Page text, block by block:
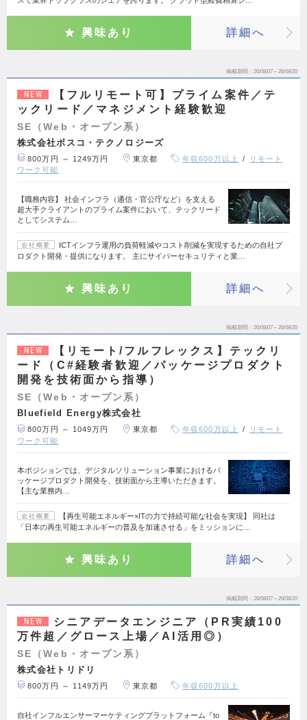
興味あり 詳細へ
掲載期間 26/08/07～26/08/20
NEW
【フルリモート可】プライム案件／テ
ックリード／マネジメント経験歓迎
SE（Web・オープン系）
株式会社ボスコ・テクノロジーズ
800万円 ～ 1249万円 東京都 年収600万以上
リモート
ワーク可能
【職務内容】 社会インフラ（通信・官公庁など）を支える
超大手クライアントのプライム案件において、テックリード
としてシステム…
会社概要
ICTインフラ運用の負荷軽減やコスト削減を実現するための自社プ
ロダクト開発・提供になります。 主にサイバーセキュリティと業…
興味あり 詳細へ
掲載期間 26/08/07～26/08/20
NEW
【リモート/フルフレックス】テックリ
ード（C#経験者歓迎／パッケージプロダクト
開発を技術面から指導）
SE（Web・オープン系）
Bluefield Energy株式会社
800万円 ～ 1049万円 東京都 年収600万以上
リモート
ワーク可能
本ポジションでは、デジタルソリューション事業におけるパ
ッケージプロダクト開発を、技術面から主導いただきます。
【主な業務内…
会社概要
【再生可能エネルギー×ITの力で持続可能な社会を実現】 同社は
「日本の再生可能エネルギーの普及を加速させる」をミッションに…
興味あり 詳細へ
掲載期間 26/08/07～26/08/20
NEW
シニアデータエンジニア（PR実績100
万件超／グロース上場／AI活用◎）
SE（Web・オープン系）
株式会社トリドリ
800万円 ～ 1149万円 東京都 年収600万以上
自社インフルエンサーマーケティングプラットフォーム『to